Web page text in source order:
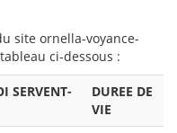
site ornella-voyance-
ci-dessous :
SERVENT-
DUREE DE
VIE